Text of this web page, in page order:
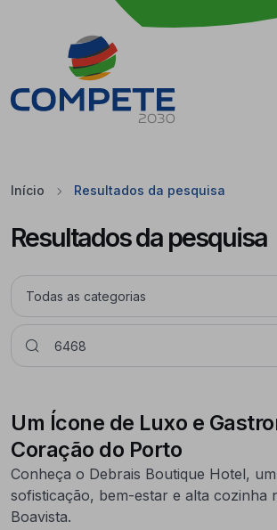
Saltar para o conteúdo principal da
Início Resultados da pesquisa
Resultados da pesquisa
Um Ícone de Luxo e
Coração do Porto
Conheça o Debrais Boutique Hotel,
sofisticação, bem-estar e alta cozinha
Boavista.